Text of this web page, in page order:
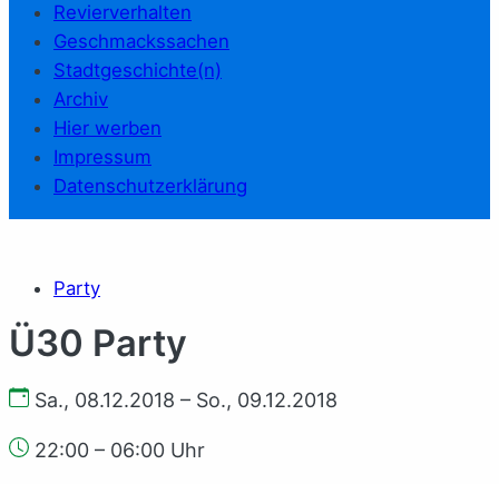
Revierverhalten
Geschmackssachen
Stadtgeschichte(n)
Archiv
Hier werben
Impressum
Datenschutzerklärung
Party
Ü30 Party
Sa., 08.12.2018 – So., 09.12.2018
22:00 – 06:00 Uhr